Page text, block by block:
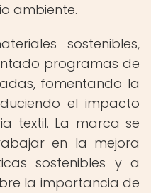
ambiente.
sostenibles,
programas de
fomentando la
el impacto
textil. La marca se
en la mejora
sostenibles y a
la importancia de